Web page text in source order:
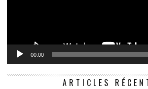
00:00
ARTICLES